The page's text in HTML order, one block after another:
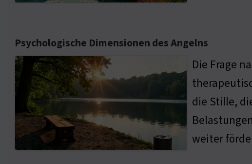
Psychologische Dimensionen des Angelns
Die Frage
die Stille,
weiter